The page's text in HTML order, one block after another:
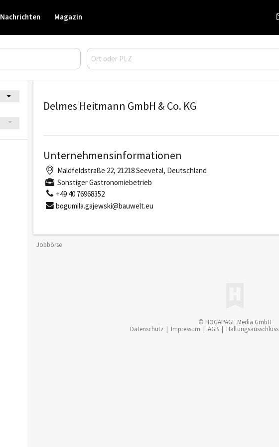
Nachrichten Magazin
Delmes Heitmann GmbH & Co. KG
Unternehmensinformationen
Maldfeldstraße 22, 21218 Seevetal, Deutschland
Sonstiger Gastronomiebetrieb
+49 40 76968352
bogumila.gajewski@bauwelt.eu
Jobbörse
© HOGAPAGE Media GmbH
Datenschutz
Impressum AGB Haftungsausschluss